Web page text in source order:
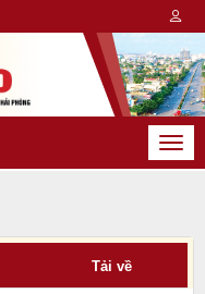
Tải về